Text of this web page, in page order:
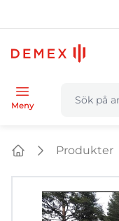
Meny
Produkter